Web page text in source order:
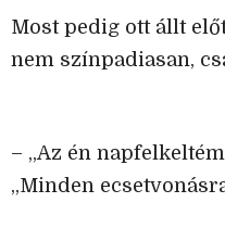
Most pedig ott állt
nem színpadiasan,
– „Az én
„Minden